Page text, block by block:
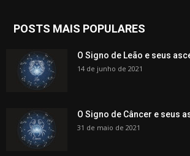
POSTS MAIS POPULARES
O Signo de Leão e seus
14 de junho de 2021
O Signo de Câncer e seus
31 de maio de 2021